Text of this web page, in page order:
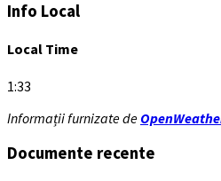
Info Local
Local Time
1:33
Informații furnizate de
Documente recente